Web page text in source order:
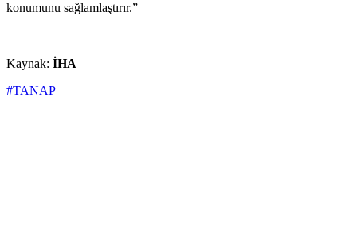
konumunu sağlamlaştırır.”
Kaynak: İHA
#TANAP